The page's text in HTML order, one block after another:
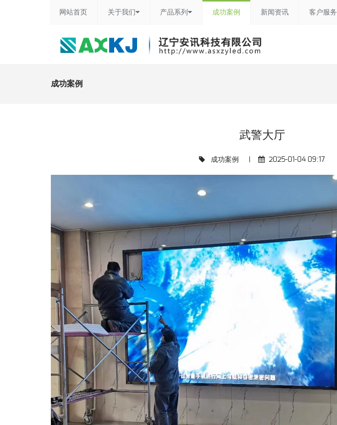
网站首页 关于我们 产品系列 成功案例 新闻资讯 客户服务
成功案例
武警大厅
成功案例 2025-01-04 09:17